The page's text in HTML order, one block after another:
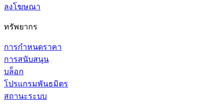
ลงโฆษณา
ทรัพยากร
การกำหนดราคา
การสนับสนุน
บล็อก
โปรแกรมพันธมิตร
สถานะระบบ